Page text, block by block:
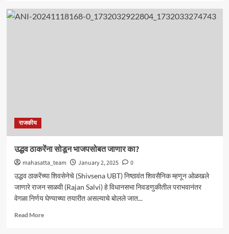
“देवेंद्र
राजकीय
उद्धव ठाकरेंना सोडून भाजपसोबत जाणार का?
mahasatta_team January 2, 2025
0
उद्धव ठाकरेंच्या शिवसेनेचे (Shivsena UBT) निष्ठावंत शिवसैनिक म्हणून ओळखले
जाणारे राजन साळवी (Rajan Salvi) हे विधानसभा निवडणुकीतील पराभवानंतर
वेगळा निर्णय घेण्याच्या तयारीत असल्याचे बोलले जात...
Read MoreRead